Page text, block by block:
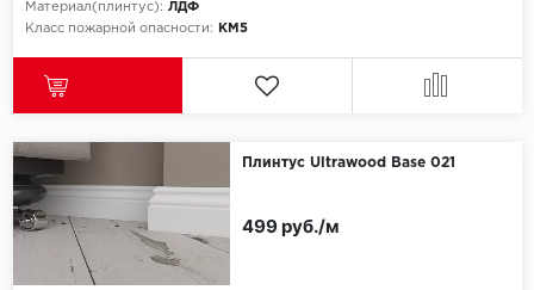
FineFlex
Материал(плинтус): ЛДФ
Класс пожарной опасности:
КМ5
Плинтус Ultrawood Base 021
499 руб./м